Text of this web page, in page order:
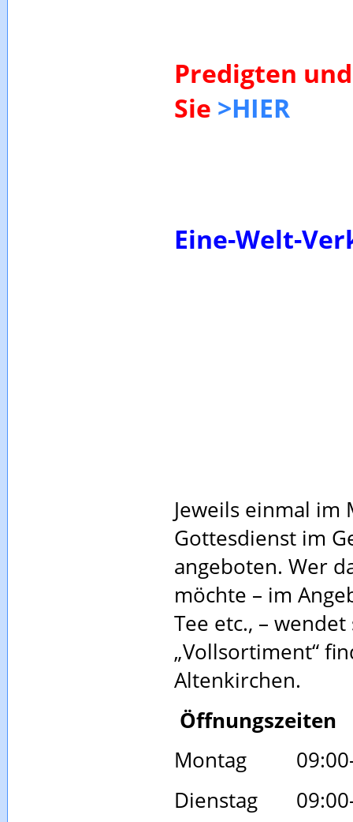
Predigten
Sie >HIER
Eine-Welt-
Jeweils einmal
Gottesdienst im
angeboten. Wer
möchte – im
Tee etc., –
„Vollsortiment“
Altenkirchen.
Öffnungszeiten
Montag 09:00-
Dienstag 09:00-